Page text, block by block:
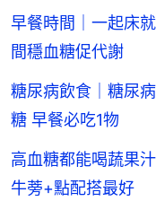
早餐時間｜一起床
間穩血糖促代謝
糖尿病飲食｜糖尿
糖 早餐必吃1物
高血糖都能喝蔬果
牛蒡+點配搭最好